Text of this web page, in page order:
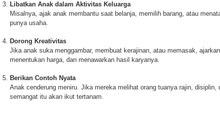
Libatkan Anak dalam Aktivitas Keluarga
Misalnya, ajak anak membantu saat belanja, memilih barang, atau
punya usaha.
Dorong Kreativitas
Jika anak suka menggambar, membuat kerajinan, atau memasak,
menentukan harga, dan menawarkan hasil karyanya.
Berikan Contoh Nyata
Anak cenderung meniru. Jika mereka melihat orang tuanya rajin, disiplin,
semangat itu akan ikut tertanam.